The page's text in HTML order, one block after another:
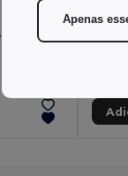
-7%
Apenas